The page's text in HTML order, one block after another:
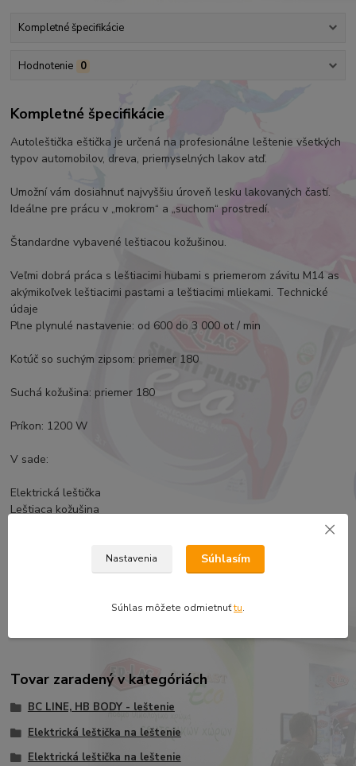
Kompletné špecifikácie
Hodnotenie 0
Kompletné špecifikácie
Autoleštička eštička je určená na profesionálne leštenie všetkých
typov automobilov, dreva, priemyselných lakov atď.
Umožní vám dosiahnuť najvyššiu úroveň lesku lakovaných častí.
Ideálne pre prácu v „mokrom“ a „suchom“ prostredí.
Štandardne vybavené leštiacou kožušinou.
Veľmi dobrá práca s leštiacimi hubami s priemerom závitu M14 as
akýmikoľvek leštiacimi pastami a leštiacimi mliekami. Technické
údaje
Plne plynulé nastavenie: od 600 do 3 000 ot / min
Kotúč so suchým zipsom: priemer 180
Suchá kožušina: priemer 180
Príkon: 1200 W
V sade:
Elektrická leštička
Leštiaca kožušina
PRE PROFESIONÁLNE POUŽITIE
POSKYTUJE POHODLNÉ A RÝCHLE PRÁCE
Tovar zaradený v kategóriách
BC LINE, HB BODY - leštenie
Elektrická leštička na leštenie
Elektrická leštička na leštenie
Nastavenia Súhlasím
Súhlas môžete odmietnuťtu.